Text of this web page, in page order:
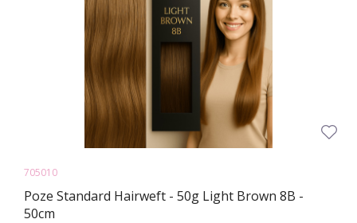
705010
Poze Standard Hairweft - 50g Light Brown 8B -
50cm